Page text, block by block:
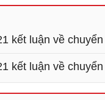
kết luận về
kết luận về